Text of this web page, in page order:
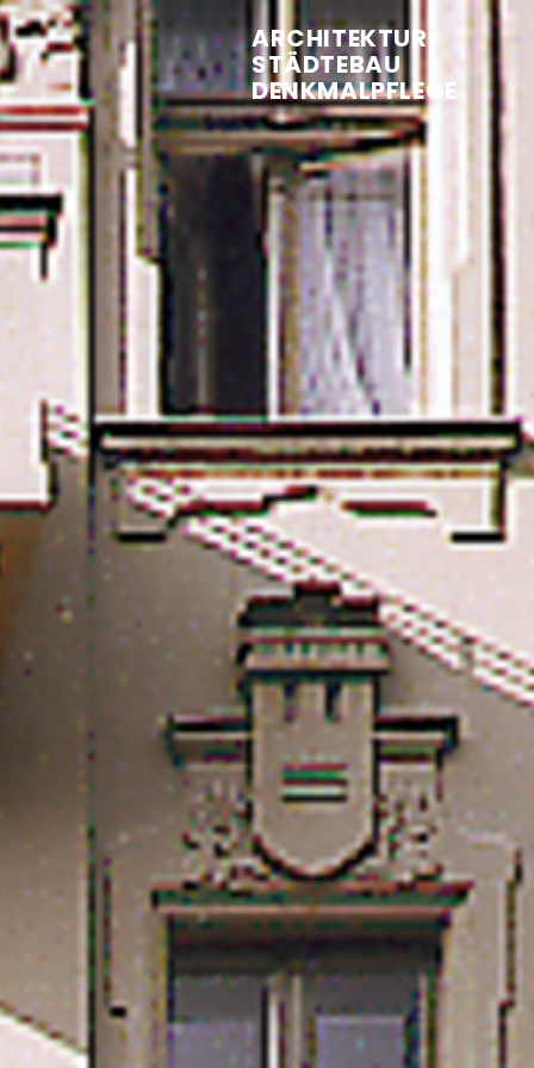
ARCHITEKTUR
STÄDTEBAU
DENKMALPFLEGE